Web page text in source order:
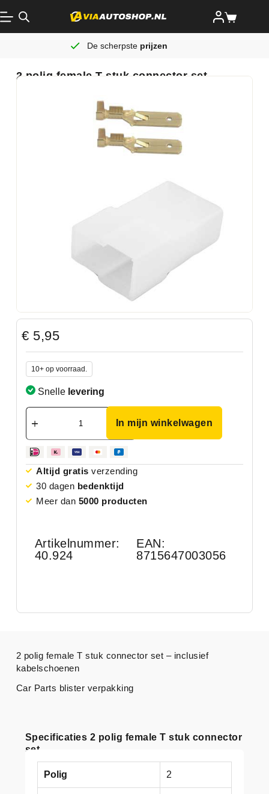
De scherpste prijzen
2 polig female T stuk connector set
€ 5,95
10+ op voorraad.
Snelle levering
In mijn winkelwagen
Altijd gratis verzending
30 dagen bedenktijd
Meer dan 5000 producten
Artikelnummer:
40.924
EAN:
8715647003056
Specificaties 2 polig female T stuk connector
set
Polig 2
2 polig female T stuk connector set – inclusief
kabelschoenen
Car Parts blister verpakking